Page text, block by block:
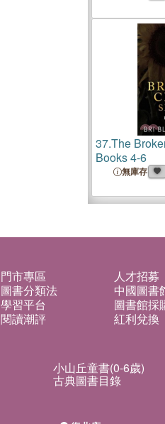
37.The
Books 4-6
無庫存
門市專區 人才招募
圖書分類法 中國圖書
學習平台 圖書館採
閱讀潮評 紅利兌換
小山丘童書(0-6歲)
古典圖書目錄